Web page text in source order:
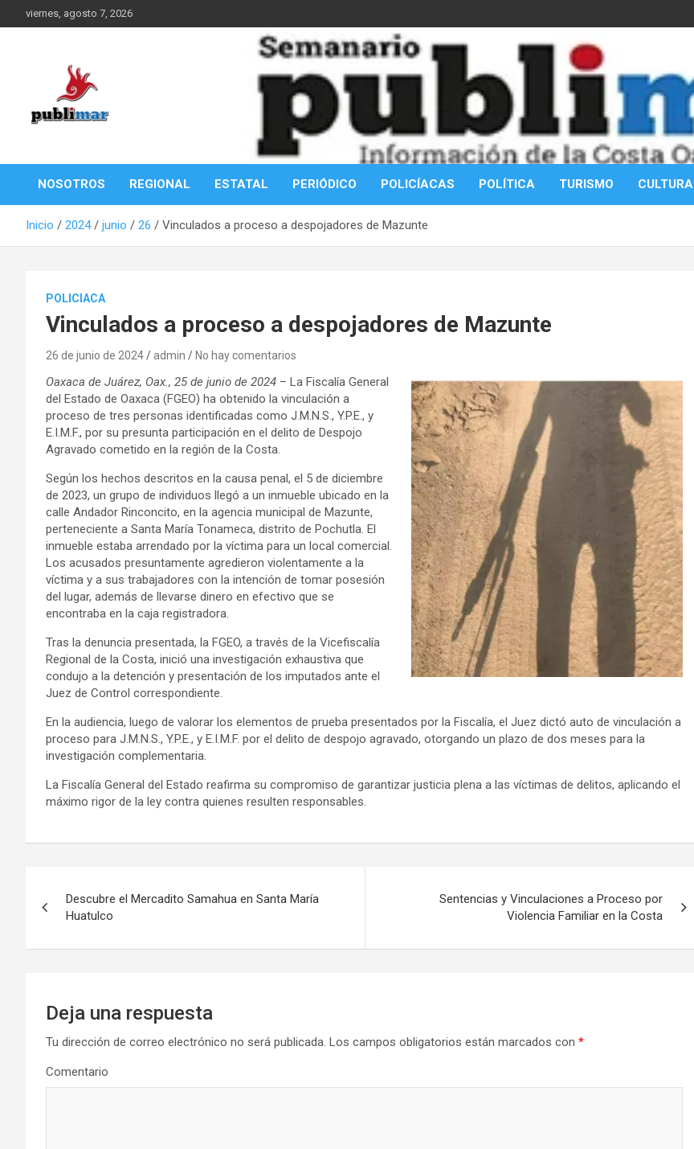
al
viernes, agosto 7, 2026
PubliMar
NOSOTROS REGIONAL ESTATAL PERIÓDICO POLICÍACAS POLÍTICA TURISMO CULTURA
Inicio 2024 junio 26 Vinculados a proceso a despojadores de Mazunte
POLICIACA
Vinculados a proceso a despojadores de Mazunte
26 de junio de 2024 admin No hay comentarios
Oaxaca de Juárez, Oax., 25 de junio de 2024 – La Fiscalía General
del Estado de Oaxaca (FGEO) ha obtenido la vinculación a
proceso de tres personas identificadas como J.M.N.S., Y.P.E., y
E.I.M.F., por su presunta participación en el delito de Despojo
Agravado cometido en la región de la Costa.
Según los hechos descritos en la causa penal, el 5 de diciembre
de 2023, un grupo de individuos llegó a un inmueble ubicado en la
calle Andador Rinconcito, en la agencia municipal de Mazunte,
perteneciente a Santa María Tonameca, distrito de Pochutla. El
inmueble estaba arrendado por la víctima para un local comercial.
Los acusados presuntamente agredieron violentamente a la
víctima y a sus trabajadores con la intención de tomar posesión
del lugar, además de llevarse dinero en efectivo que se
encontraba en la caja registradora.
Tras la denuncia presentada, la FGEO, a través de la Vicefiscalía
Regional de la Costa, inició una investigación exhaustiva que
condujo a la detención y presentación de los imputados ante el
Juez de Control correspondiente.
En la audiencia, luego de valorar los elementos de prueba presentados por la Fiscalía, el Juez dictó auto de vinculación a
proceso para J.M.N.S., Y.P.E., y E.I.M.F. por el delito de despojo agravado, otorgando un plazo de dos meses para la
investigación complementaria.
La Fiscalía General del Estado reafirma su compromiso de garantizar justicia plena a las víctimas de delitos, aplicando el
máximo rigor de la ley contra quienes resulten responsables.
de
entradas
Descubre el Mercadito Samahua en Santa María
Huatulco
Sentencias y Vinculaciones a Proceso por
Violencia Familiar en la Costa
Deja una respuesta
Tu dirección de correo electrónico no será publicada. Los campos obligatorios están marcados con *
Comentario